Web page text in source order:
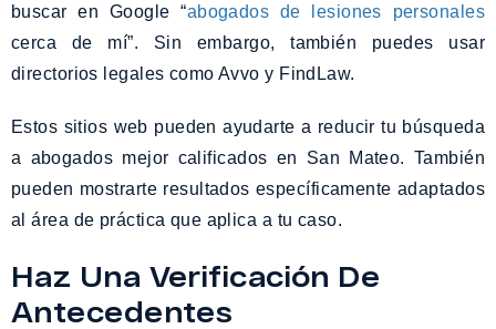
buscar en Google “abogados de lesiones personales
cerca de mí”. Sin embargo, también puedes usar
directorios legales como Avvo y FindLaw.
Estos sitios web pueden ayudarte a reducir tu búsqueda
a abogados mejor calificados en San Mateo. También
pueden mostrarte resultados específicamente adaptados
al área de práctica que aplica a tu caso.
Haz Una Verificación De
Antecedentes